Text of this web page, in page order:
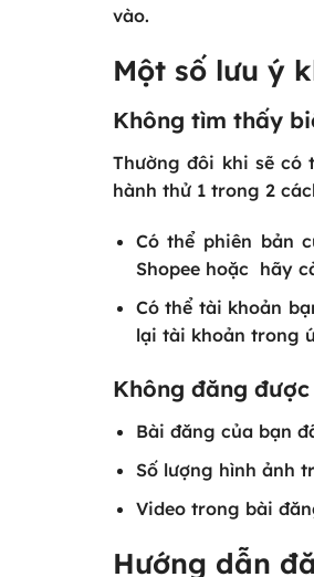
vào.
Một số lưu ý
Không tìm thấy
Thường đôi khi sẽ có
hành thử 1 trong 2
Có thể phiên bản
Shopee hoặc hãy
Có thể tài khoản
lại tài khoản trong
Không đăng
Bài đăng của bạn
Số lượng hình ảnh
Video trong bài
Hướng dẫn